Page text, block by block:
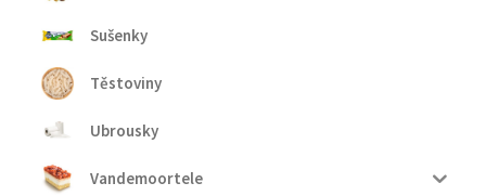
Sušenky
Těstoviny
Ubrousky
Vandemoortele